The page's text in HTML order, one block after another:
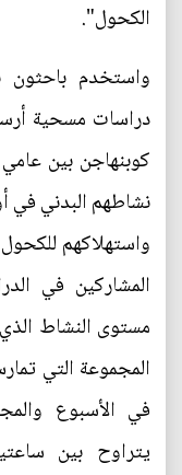
الكحول".
واستخدم باحثون
نشاطهم البدني في
واستهلاكهم
المشاركين في
مستوى النشاط
المجموعة التي
في الأسبوع
يتراوح بين